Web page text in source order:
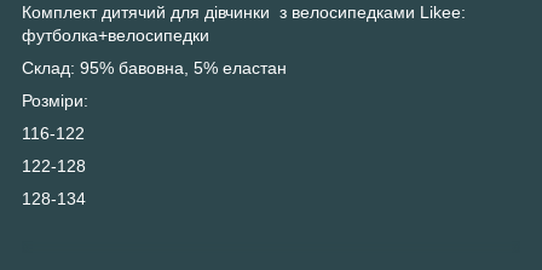
Комплект дитячий для дівчинки з велосипедками Likee:
футболка+велосипедки
Склад: 95% бавовна, 5% еластан
Розміри:
116-122
122-128
128-134